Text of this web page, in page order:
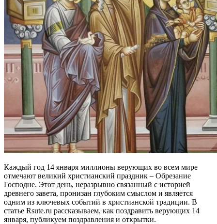
Каждый год 14 января миллионы верующих во всем мире
отмечают великий христианский праздник – Обрезание
Господне. Этот день, неразрывно связанный с историей
древнего завета, пронизан глубоким смыслом и является
одним из ключевых событий в христианской традиции. В
статье Rsute.ru рассказываем, как поздравить верующих 14
января, публикуем поздравления и открытки.